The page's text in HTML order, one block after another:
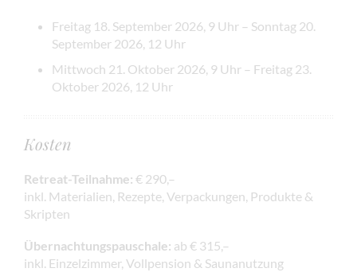
Freitag 18. September 2026, 9 Uhr – Sonntag 20.
September 2026, 12 Uhr
Mittwoch 21. Oktober 2026, 9 Uhr – Freitag 23.
Oktober 2026, 12 Uhr
Kosten
Retreat-Teilnahme: € 290,–
inkl. Materialien, Rezepte, Verpackungen, Produkte &
Skripten
Übernachtungspauschale: ab € 315,–
inkl. Einzelzimmer, Vollpension & Saunanutzung